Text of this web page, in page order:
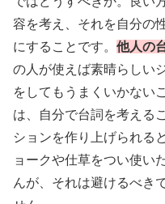
容を考え、それを自分の
にすることです。 他人の
の人が使えば素晴らしい
をしてもうまくいかない
は、自分で台詞を考える
ションを作り上げられる
ョークや仕草をつい使い
んが、それは避けるべき